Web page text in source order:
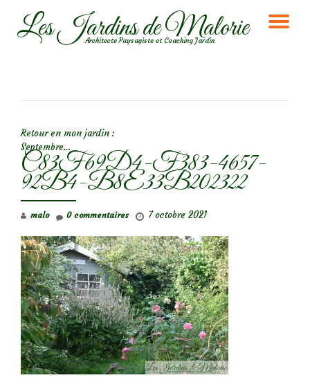
AllerLes Jardins de Malorie
Architecte Paysagiste et Coaching Jardin
Retour en mon jardin :
Septembre…
C83F69D4-F383-4657-
92B4-B8E33B202322
malo 7 octobre 2021
0 commentaires